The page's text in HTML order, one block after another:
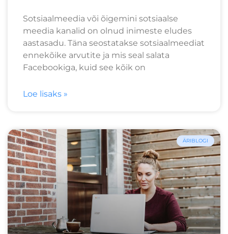
Sotsiaalmeedia või õigemini sotsiaalse
meedia kanalid on olnud inimeste eludes
aastasadu. Täna seostatakse sotsiaalmeediat
ennekõike arvutite ja mis seal salata
Facebookiga, kuid see kõik on
Loe lisaks »
ÄRIBLOGI